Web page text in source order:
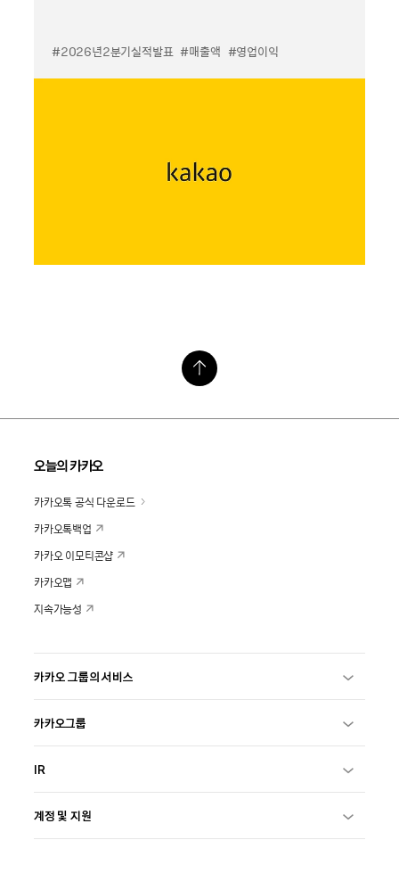
#2026년2분기실적발표 #매출액 #영업이익
오늘의 카카오
카카오톡 공식 다운로드
카카오톡백업
카카오 이모티콘샵
카카오맵
지속가능성
카카오 그룹의 서비스
카카오그룹
IR
계정 및 지원